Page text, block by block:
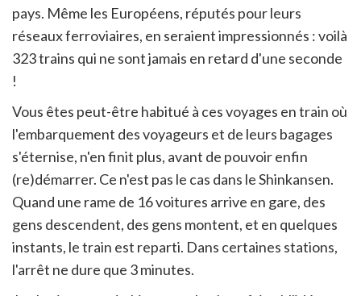
pays. Même les Européens, réputés pour leurs
réseaux ferroviaires, en seraient impressionnés : voilà
323 trains qui ne sont jamais en retard d'une seconde
!
Vous êtes peut-être habitué à ces voyages en train où
l'embarquement des voyageurs et de leurs bagages
s'éternise, n'en finit plus, avant de pouvoir enfin
(re)démarrer. Ce n'est pas le cas dans le Shinkansen.
Quand une rame de 16 voitures arrive en gare, des
gens descendent, des gens montent, et en quelques
instants, le train est reparti. Dans certaines stations,
l'arrêt ne dure que 3 minutes.